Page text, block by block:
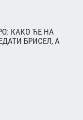
КАКО ЋЕ НА
БРИСЕЛ, А